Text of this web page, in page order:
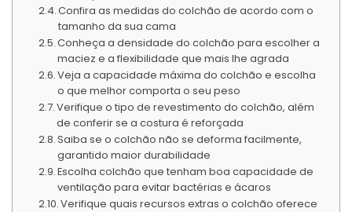
Confira as medidas do colchão de acordo com o
tamanho da sua cama
Conheça a densidade do colchão para escolher a
maciez e a flexibilidade que mais lhe agrada
Veja a capacidade máxima do colchão e escolha
o que melhor comporta o seu peso
Verifique o tipo de revestimento do colchão, além
de conferir se a costura é reforçada
Saiba se o colchão não se deforma facilmente,
garantido maior durabilidade
Escolha colchão que tenham boa capacidade de
ventilação para evitar bactérias e ácaros
Verifique quais recursos extras o colchão oferece